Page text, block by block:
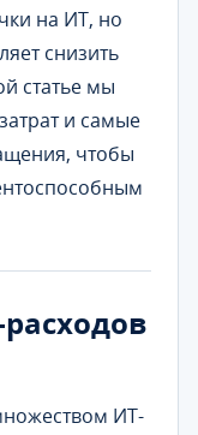
на ИТ, но
снизить
статье мы
и самые
чтобы
ИТ-